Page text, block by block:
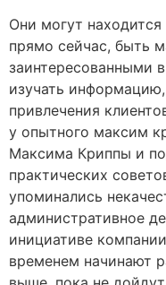
Они могут
прямо сейчас, быть
заинтересованными
изучать
привлечения
у опытного максим
Максима Криппы и
практических
упоминались
административное
инициативе
временем начинают